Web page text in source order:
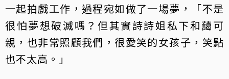
一起拍戲工作，過程宛如做了一場夢，「不是
很怕夢想破滅嗎？但其實詩詩姐私下和藹可
親，也非常照顧我們，很愛笑的女孩子，笑點
也不太高。」